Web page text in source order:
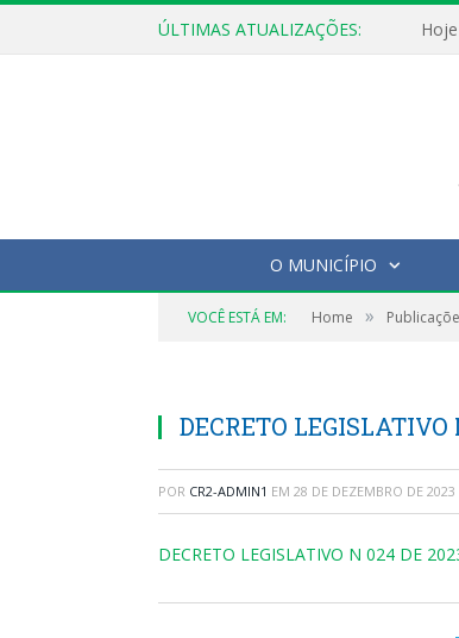
ÚLTIMAS ATUALIZAÇÕES:
O MUNICÍPIO
VOCÊ ESTÁ EM: Home »
DECRETO LEGISLATIVO
POR CR2-ADMIN1 EM 28 DE DEZEMBRO DE 2023
DECRETO LEGISLATIVO N 024 DE